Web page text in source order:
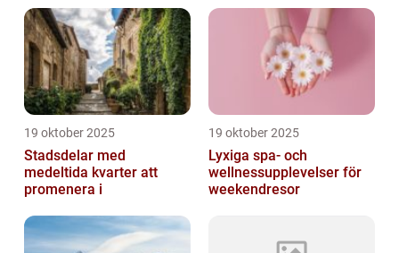
19 oktober 2025
Stadsdelar med
medeltida kvarter att
promenera i
19 oktober 2025
Lyxiga spa- och
wellnessupplevelser för
weekendresor